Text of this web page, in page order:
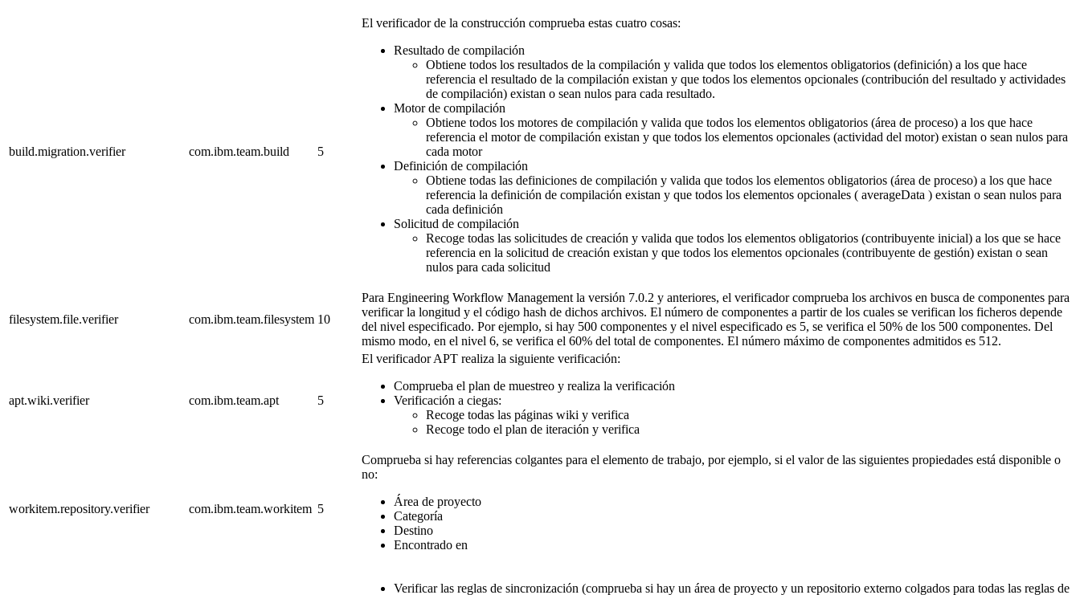
build.migration.verifier com.ibm.team.build 5
El verificador de la construcción comprueba estas cuatro cosas:
Resultado de compilación
Obtiene todos los resultados de la compilación y valida que todos los elementos obligatorios (definición) a los que hace
referencia el resultado de la compilación existan y que todos los elementos opcionales (contribución del resultado y actividades
de compilación) existan o sean nulos para cada resultado.
Motor de compilación
Obtiene todos los motores de compilación y valida que todos los elementos obligatorios (área de proceso) a los que hace
referencia el motor de compilación existan y que todos los elementos opcionales (actividad del motor) existan o sean nulos para
cada motor
Definición de compilación
Obtiene todas las definiciones de compilación y valida que todos los elementos obligatorios (área de proceso) a los que hace
referencia la definición de compilación existan y que todos los elementos opcionales ( averageData ) existan o sean nulos para
cada definición
Solicitud de compilación
Recoge todas las solicitudes de creación y valida que todos los elementos obligatorios (contribuyente inicial) a los que se hace
referencia en la solicitud de creación existan y que todos los elementos opcionales (contribuyente de gestión) existan o sean
nulos para cada solicitud
filesystem.file.verifier com.ibm.team.filesystem 10
Para Engineering Workflow Management la versión 7.0.2 y anteriores, el verificador comprueba los archivos en busca de componentes para
verificar la longitud y el código hash de dichos archivos. El número de componentes a partir de los cuales se verifican los ficheros depende
del nivel especificado. Por ejemplo, si hay 500 componentes y el nivel especificado es 5, se verifica el 50% de los 500 componentes. Del
mismo modo, en el nivel 6, se verifica el 60% del total de componentes. El número máximo de componentes admitidos es 512.
apt.wiki.verifier com.ibm.team.apt 5
El verificador APT realiza la siguiente verificación:
Comprueba el plan de muestreo y realiza la verificación
Verificación a ciegas:
Recoge todas las páginas wiki y verifica
Recoge todo el plan de iteración y verifica
workitem.repository.verifier com.ibm.team.workitem 5
Comprueba si hay referencias colgantes para el elemento de trabajo, por ejemplo, si el valor de las siguientes propiedades está disponible o
no:
Área de proyecto
Categoría
Destino
Encontrado en
Verificar las reglas de sincronización (comprueba si hay un área de proyecto y un repositorio externo colgados para todas las reglas de